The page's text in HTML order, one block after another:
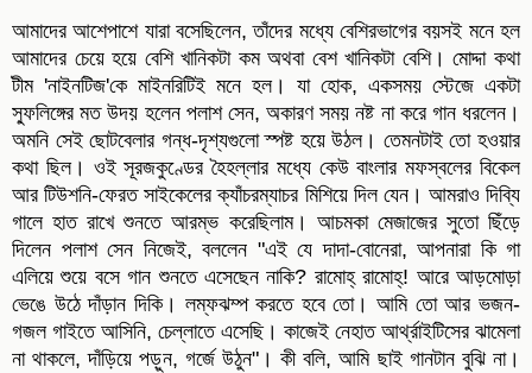
আমাদের আশেপাশে যারা বসেছিলেন, তাঁদের মধ্যে বেশিরভাগের বয়সই মনে হল
আমাদের চেয়ে হয়ে বেশি খানিকটা কম অথবা বেশ খানিকটা বেশি। মোদ্দা কথা
টীম 'নাইনটিজ'কে মাইনরিটিই মনে হল। যা হোক, একসময় স্টেজে একটা
স্ফুলিঙ্গের মত উদয় হলেন পলাশ সেন, অকারণ সময় নষ্ট না করে গান ধরলেন।
অমনি সেই ছোটবেলার গন্ধ-দৃশ্যগুলো স্পষ্ট হয়ে উঠল। তেমনটাই তো হওয়ার
কথা ছিল। ওই সূরজকুণ্ডের হৈহল্লার মধ্যে কেউ বাংলার মফস্বলের বিকেল
আর টিউশনি-ফেরত সাইকেলের ক্যাঁচরম্যাচর মিশিয়ে দিল যেন। আমরাও দিব্যি
গালে হাত রাখে শুনতে আরম্ভ করেছিলাম। আচমকা মেজাজের সুতো ছিঁড়ে
দিলেন পলাশ সেন নিজেই, বললেন "এই যে দাদা-বোনেরা, আপনারা কি গা
এলিয়ে শুয়ে বসে গান শুনতে এসেছেন নাকি? রামোহ্‌ রামোহ্‌! আরে আড়মোড়া
ভেঙে উঠে দাঁড়ান দিকি। লম্ফঝম্প করতে হবে তো। আমি তো আর ভজন-
গজল গাইতে আসিনি, চেল্লাতে এসেছি। কাজেই নেহাত আর্থ্রাইটিসের ঝামেলা
না থাকলে, দাঁড়িয়ে পড়ুন, গর্জে উঠুন"। কী বলি, আমি ছাই গানটান বুঝি না।